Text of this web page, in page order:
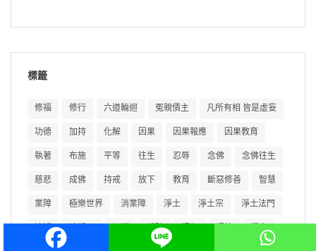
標籤
修福 修行 六道輪迴 冤親債主 凡所有相 皆是虛妄
功德 加持 化解 因果 因果報應 因果教育
執著 布施 平等 往生 忍辱 念佛 念佛往生
慈悲 成佛 持戒 放下 教育 斷惡修善 智慧
業障 極樂世界 消業障 淨土 淨土宗 淨土法門
清淨 看破 禪定